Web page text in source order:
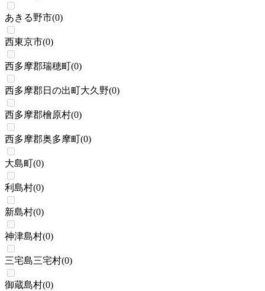
あきる野市(0)
西東京市(0)
西多摩郡瑞穂町(0)
西多摩郡日の出町大久野(0)
西多摩郡檜原村(0)
西多摩郡奥多摩町(0)
大島町(0)
利島村(0)
新島村(0)
神津島村(0)
三宅島三宅村(0)
御蔵島村(0)